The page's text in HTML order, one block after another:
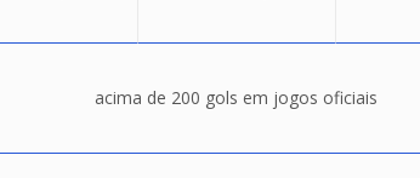
acima de 200 gols em jogos oficiais